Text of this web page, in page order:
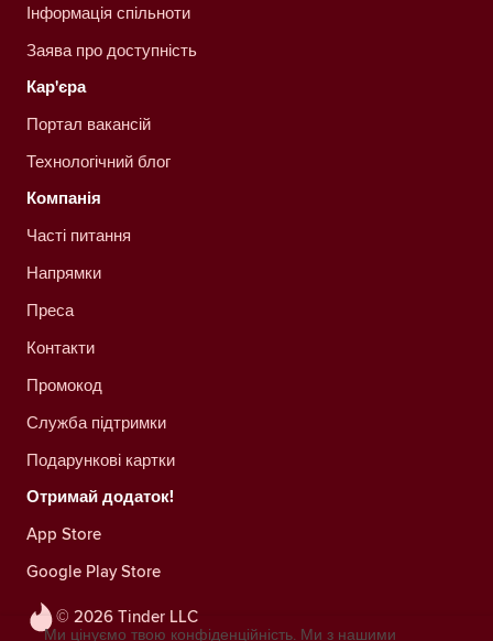
© 2026 Tinder LLC
Інформація спільноти
Заява про доступність
Кар'єра
Портал вакансій
Технологічний блог
Компанія
Часті питання
Напрямки
Преса
Контакти
Промокод
Служба підтримки
Подарункові картки
Отримай додаток!
App Store
Google Play Store
Ми цінуємо твою конфіденційність. Ми з нашими